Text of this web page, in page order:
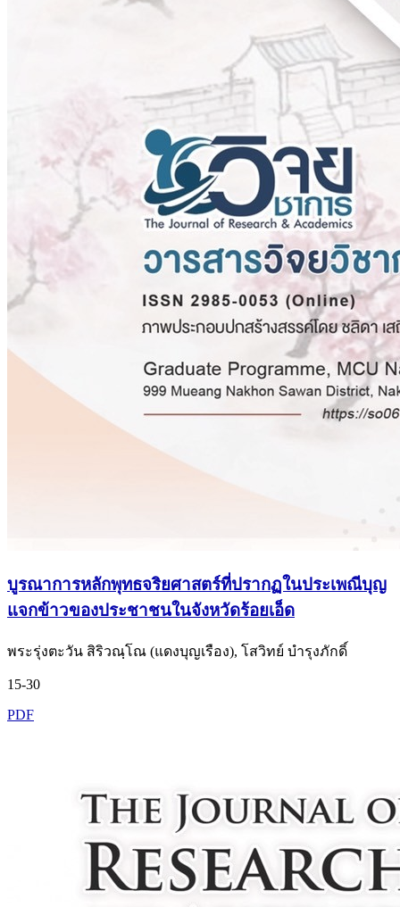
บูรณาการหลักพุทธจริยศาสตร์ที่ปรากฏในประเพณีบุญ
แจกข้าวของประชาชนในจังหวัดร้อยเอ็ด
พระรุ่งตะวัน สิริวณฺโณ (แดงบุญเรือง), โสวิทย์ บำรุงภักดิ์
15-30
PDF